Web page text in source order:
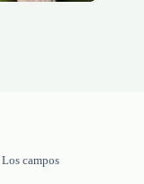
Los campos